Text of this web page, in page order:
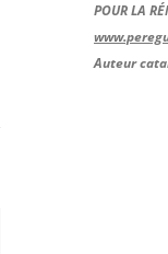
POUR LA
Auteur